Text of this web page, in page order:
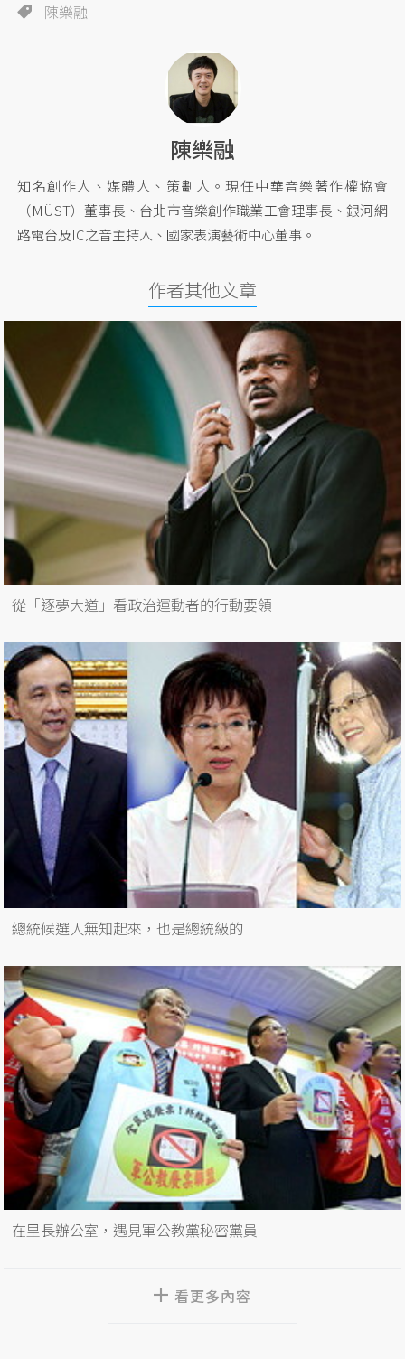
陳樂融
陳樂融
知名創作人、媒體人、策劃人。現任中華音樂著作權協會
（MÜST）董事長、台北市音樂創作職業工會理事長、銀河網
路電台及IC之音主持人、國家表演藝術中心董事。
作者其他文章
從「逐夢大道」看政治運動者的行動要領
總統候選人無知起來，也是總統級的
在里長辦公室，遇見軍公教黨秘密黨員
看更多內容